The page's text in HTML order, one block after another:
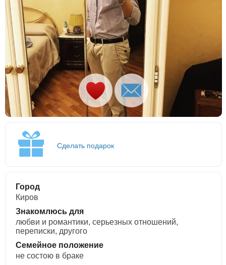
Сделать подарок
Город
Киров
Знакомлюсь для
любви и романтики, cерьезных отношений,
переписки, другого
Семейное положение
не состою в браке